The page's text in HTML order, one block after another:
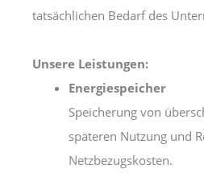
tatsächlichen Bedarf des
Unsere Leistungen:
Energiespeicher
Speicherung von
späteren Nutzung und
Netzbezugskosten.